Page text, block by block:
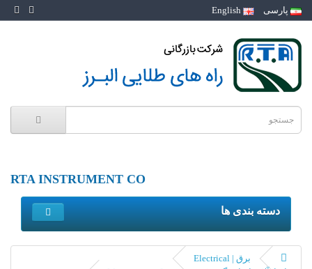
پارسی English
RTA INSTRUMENT CO
دسته بندی ها
برق | Electrical